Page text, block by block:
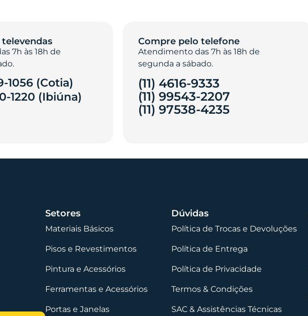
7h às 18h de
1056 (Cotia)
1220 (Ibiúna)
Compre pelo telefone
Atendimento das 7h às 18h de
segunda a sábado.
(11) 4616-9333
(11) 99543-2207
(11) 97538-4235‎
Setores
Materiais Básicos
Pisos e Revestimentos
Pintura e Acessórios
Ferramentas e Acessórios
Portas e Janelas
Dúvidas
Política de Trocas e Devoluções
Política de Entrega
Política de Privacidade
Termos & Condições
SAC & Assistências Técnicas